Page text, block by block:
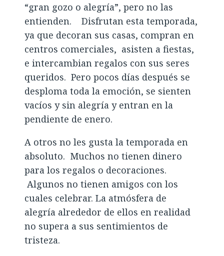
“gran gozo o alegría”, pero no las
entienden. Disfrutan esta temporada,
ya que decoran sus casas, compran en
centros comerciales, asisten a fiestas,
e intercambian regalos con sus seres
queridos. Pero pocos días después se
desploma toda la emoción, se sienten
vacíos y sin alegría y entran en la
pendiente de enero.
A otros no les gusta la temporada en
absoluto. Muchos no tienen dinero
para los regalos o decoraciones.
Algunos no tienen amigos con los
cuales celebrar. La atmósfera de
alegría alrededor de ellos en realidad
no supera a sus sentimientos de
tristeza.